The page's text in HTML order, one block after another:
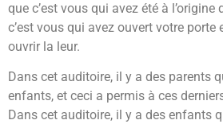
que c’est vous qui avez été à
c’est vous qui avez ouvert votre porte
ouvrir la leur.
Dans cet auditoire, il y a des parents
enfants, et ceci a permis à ces
Dans cet auditoire, il y a des enfants